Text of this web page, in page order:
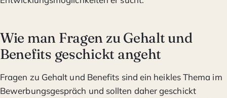
Wie man Fragen zu Gehalt und
Benefits geschickt angeht
Fragen zu Gehalt und Benefits sind ein heikles Thema im
Bewerbungsgespräch und sollten daher geschickt